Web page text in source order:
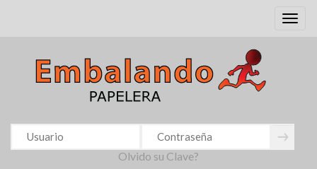
Toggle
Olvido su Clave?